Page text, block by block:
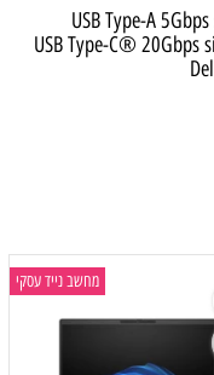
USB Type-A
USB Type-C® 20Gbps
מחשב נייד עסקי